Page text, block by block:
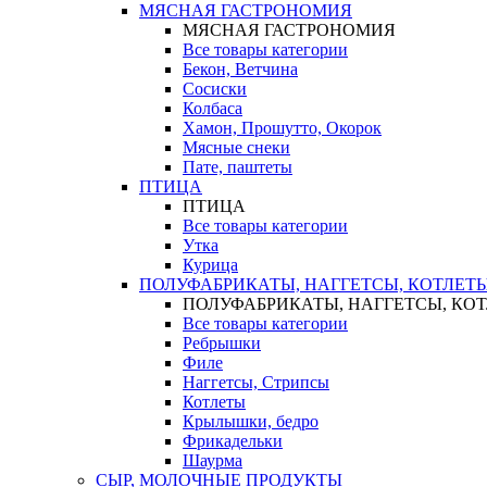
МЯСНАЯ ГАСТРОНОМИЯ
МЯСНАЯ ГАСТРОНОМИЯ
Все товары категории
Бекон, Ветчина
Сосиски
Колбаса
Хамон, Прошутто, Окорок
Мясные снеки
Пате, паштеты
ПТИЦА
ПТИЦА
Все товары категории
Утка
Курица
ПОЛУФАБРИКАТЫ, НАГГЕТСЫ,
ПОЛУФАБРИКАТЫ, НАГГЕТСЫ,
Все товары категории
Ребрышки
Филе
Наггетсы, Стрипсы
Котлеты
Крылышки, бедро
Фрикадельки
Шаурма
СЫР, МОЛОЧНЫЕ ПРОДУКТЫ